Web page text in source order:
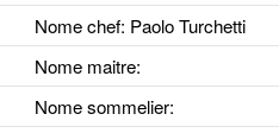
Nome chef: Paolo Turchetti
Nome maitre:
Nome sommelier: